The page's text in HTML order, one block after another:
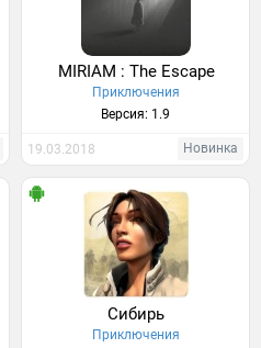
MIRIAM : The Escape
Приключения
Версия: 1.9
19.03.2018 Новинка
Сибирь
Приключения